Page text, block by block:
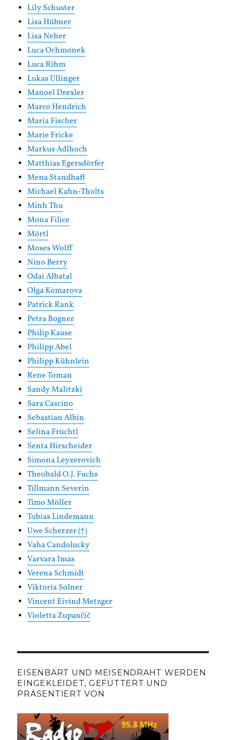
Lily Schuster
Lisa Hübner
Lisa Neher
Luca Ochmonek
Luca Rihm
Lukas Ullinger
Manoel Drexler
Marco Hendrich
Maria Fischer
Marie Fricke
Markus Adlhoch
Matthias Egersdörfer
Mena Standhaft
Michael Kahn-Tholts
Minh Thu
Mona Filice
Mörtl
Moses Wolff
Nino Berry
Odai Albatal
Olga Komarova
Patrick Rank
Petra Bogner
Philip Kause
Philipp Abel
Philipp Kühnlein
Rene Toman
Sandy Malitzki
Sara Cascino
Sebastian Albin
Selina Früchtl
Senta Hirscheider
Simona Leyzerovich
Theobald O.J. Fuchs
Tillmann Severin
Timo Möller
Tobias Lindemann
Uwe Scherzer (†)
Vaha Candolucky
Varvara Imas
Verena Schmidt
Viktoria Solner
Vincent Eivind Metzger
Violetta Zupančič
EISENBART UND MEISENDRAHT WERDEN
EINGEKLEIDET, GEFÜTTERT UND
PRÄSENTIERT VON